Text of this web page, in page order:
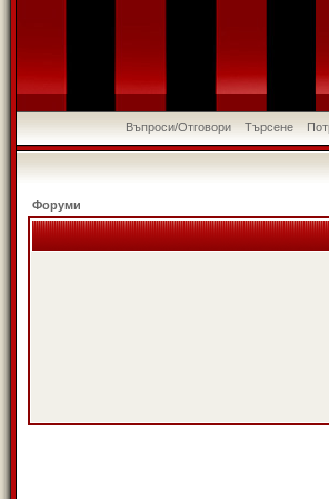
Въпроси/Отговори Търсене
Форуми